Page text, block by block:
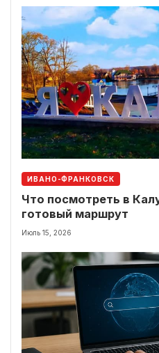
ИВАНО-ФРАНКОВСК
Что посмотреть в
готовый маршрут
Июль 15, 2026